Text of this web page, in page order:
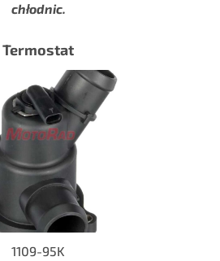
chłodnic.
Termostat
1109-95K